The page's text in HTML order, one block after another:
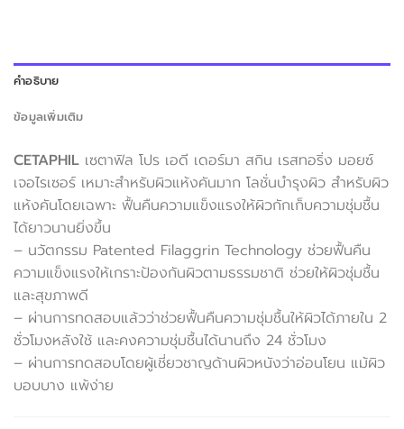
คำอธิบาย
ข้อมูลเพิ่มเติม
CETAPHIL เซตาฟิล โปร เอดี เดอร์มา สกิน เรสทอริ่ง มอยซ์
เจอไรเซอร์ เหมาะสำหรับผิวแห้งคันมาก โลชั่นบำรุงผิว สำหรับผิว
แห้งคันโดยเฉพาะ ฟื้นคืนความแข็งแรงให้ผิวกักเก็บความชุ่มชื้น
ได้ยาวนานยิ่งขึ้น
– นวัตกรรม Patented Filaggrin Technology ช่วยฟื้นคืน
ความแข็งแรงให้เกราะป้องกันผิวตามธรรมชาติ ช่วยให้ผิวชุ่มชื้น
และสุขภาพดี
– ผ่านการทดสอบแล้วว่าช่วยฟื้นคืนความชุ่มชื้นให้ผิวได้ภายใน 2
ชั่วโมงหลังใช้ และคงความชุ่มชื้นได้นานถึง 24 ชั่วโมง
– ผ่านการทดสอบโดยผู้เชี่ยวชาญด้านผิวหนังว่าอ่อนโยน แม้ผิว
บอบบาง แพ้ง่าย